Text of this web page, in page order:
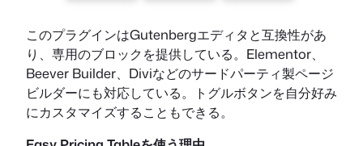
このプラグインはGutenbergエディタと互換性があ
り、専用のブロックを提供している。Elementor、
Beever Builder、Diviなどのサードパーティ製ページ
ビルダーにも対応している。トグルボタンを自分好み
にカスタマイズすることもできる。